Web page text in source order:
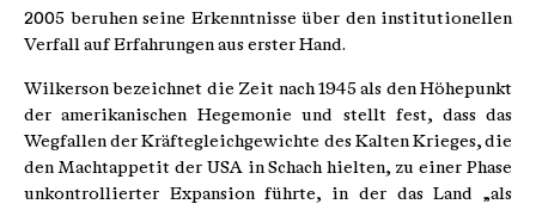
2005 beruhen seine Erkenntnisse über den institutionellen
Verfall auf Erfahrungen aus erster Hand.
Wilkerson bezeichnet die Zeit nach 1945 als den Höhepunkt
der amerikanischen Hegemonie und stellt fest, dass das
Wegfallen der Kräftegleichgewichte des Kalten Krieges, die
den Machtappetit der USA in Schach hielten, zu einer Phase
unkontrollierter Expansion führte, in der das Land „als